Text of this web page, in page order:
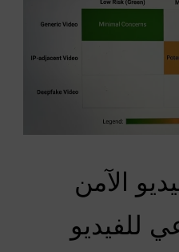
الآمن
للفيديو